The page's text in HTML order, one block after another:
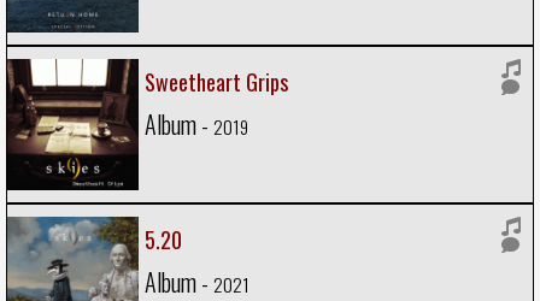
Sweetheart Grips
Album - 2019
5.20
Album - 2021